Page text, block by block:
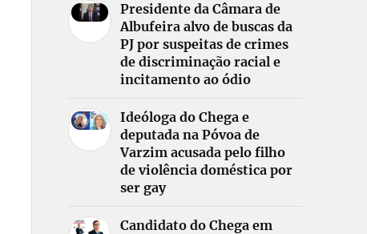
Presidente da Câmara de
Albufeira alvo de buscas da
PJ por suspeitas de crimes
de discriminação racial e
incitamento ao ódio
Ideóloga do Chega e
deputada na Póvoa de
Varzim acusada pelo filho
de violência doméstica por
ser gay
Candidato do Chega em